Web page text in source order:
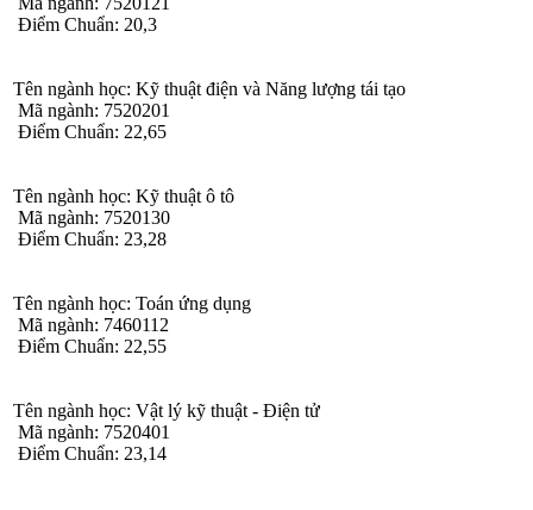
Điểm Chuẩn: 20,3
Tên ngành học: Kỹ thuật điện và Năng lượng tái tạo
Mã ngành: 7520201
Điểm Chuẩn: 22,65
Tên ngành học: Kỹ thuật ô tô
Mã ngành: 7520130
Điểm Chuẩn: 23,28
Tên ngành học: Toán ứng dụng
Mã ngành: 7460112
Điểm Chuẩn: 22,55
Tên ngành học: Vật lý kỹ thuật - Điện tử
Mã ngành: 7520401
Điểm Chuẩn: 23,14